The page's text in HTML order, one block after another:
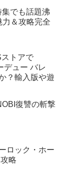
集でも話題沸
力＆攻略完全
ストアで
デュー バレ
？輸入版や遊
復讐の斬撃
ロック・ホー
略